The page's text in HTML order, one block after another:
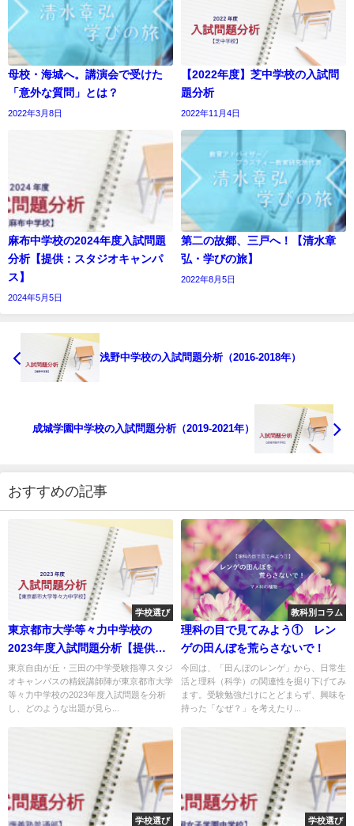
母校・海城へ。講演会で受けた
「意外な質問」とは？
2022年3月8日
【2022年度】芝中学校の入試問
題分析
2022年11月4日
麻布中学校の2024年度入試問題
分析【提供：スタジオキャンパ
ス】
2024年5月5日
第二の故郷、三戸へ！【清水章
弘・学びの旅】
2022年8月5日
浅野中学校の入試問題分析（2016-2018年）
成城学園中学校の入試問題分析（2019-2021年）
おすすめの記事
学校選び
東京都市大学等々力中学校の
2023年度入試問題分析【提供：
スタジオキャンパス】
東京自由が丘・三田の中学受験指導スタジ
オキャンパスの精鋭講師陣が東京都市大学
等々力中学校の2023年度入試問題を分析
し、どのような出題が見ら...
教科別コラム
理科の目で見てみよう① レン
ゲの田んぼを荒らさないで！
今回は、「田んぼのレンゲ」から、日常生
活と理科（科学）の関連性を掘り下げてみ
ます。受験勉強だけにとどまらず、興味を
持った「なぜ？」を考えたり...
学校選び 学校選び